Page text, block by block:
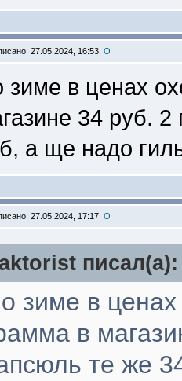
27.05.2024, 16:53
зиме в ценах
34 руб.
а ще надо
27.05.2024, 17:17
писал(a):
зиме в ценах
в
те же